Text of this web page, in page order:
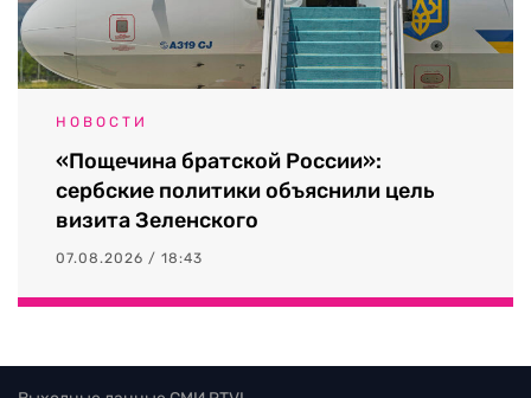
НОВОСТИ
«Пощечина братской России»:
сербские политики объяснили цель
визита Зеленского
07.08.2026 / 18:43